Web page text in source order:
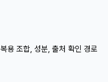
복용 조합, 성분, 출처 확인 경로